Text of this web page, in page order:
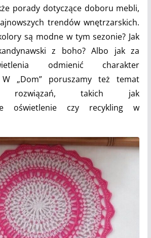
porady dotyczące doboru mebli,
trendów wnętrzarskich.
są modne w tym sezonie? Jak
z boho? Albo jak za
odmienić charakter
W „Dom” poruszamy też temat
rozwiązań, takich jak
oświetlenie czy recykling w